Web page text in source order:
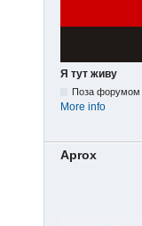
Я тут живу
Поза форумом
More info
Aprox